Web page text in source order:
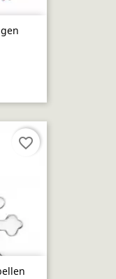
favorite_border